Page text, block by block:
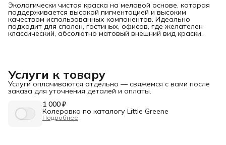
Экологически чистая краска на меловой основе, которая
поддерживается высокой пигментацией и высоким
качеством использованных компонентов. Идеально
подходит для спален, гостиных, офисов, где желателен
классический, абсолютно матовый внешний вид краски.
Услуги к товару
Услуги оплачиваются отдельно — свяжемся с вами после
заказа для уточнения деталей и оплаты.
1 000 ₽
Колеровка по каталогу Little Greene
Подробнее